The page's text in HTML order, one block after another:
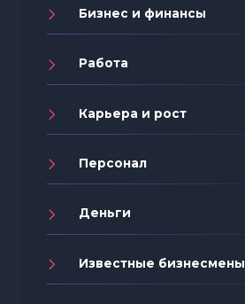
Бизнес и финансы
Работа
Карьера и рост
Персонал
Деньги
Известные бизнесмены